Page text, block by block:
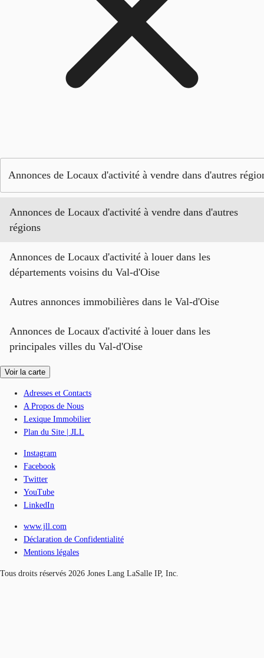
Annonces de Locaux d'activité à vendre dans d'autres
Annonces de Locaux d'activité à vendre dans d'autres
régions
Annonces de Locaux d'activité à louer dans les
départements voisins du Val-d'Oise
Autres annonces immobilières dans le Val-d'Oise
Annonces de Locaux d'activité à louer dans les
principales villes du Val-d'Oise
Voir la carte
Adresses et Contacts
A Propos de Nous
Lexique Immobilier
Plan du Site | JLL
Instagram
Facebook
Twitter
YouTube
LinkedIn
www.jll.com
Déclaration de Confidentialité
Mentions légales
Tous droits réservés 2026 Jones Lang LaSalle IP, Inc.